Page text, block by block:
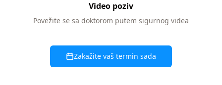
Video poziv
Povežite se sa doktorom putem sigurnog videa
Zakažite vaš termin sada